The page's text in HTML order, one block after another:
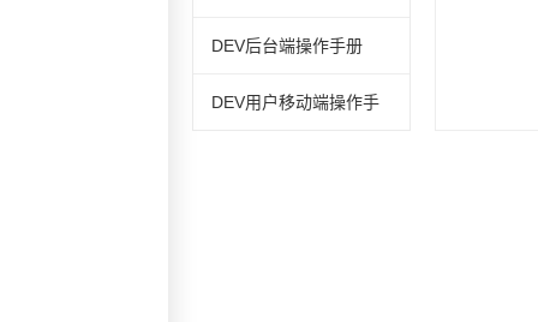
DEV后台端操作手册
DEV用户移动端操作手